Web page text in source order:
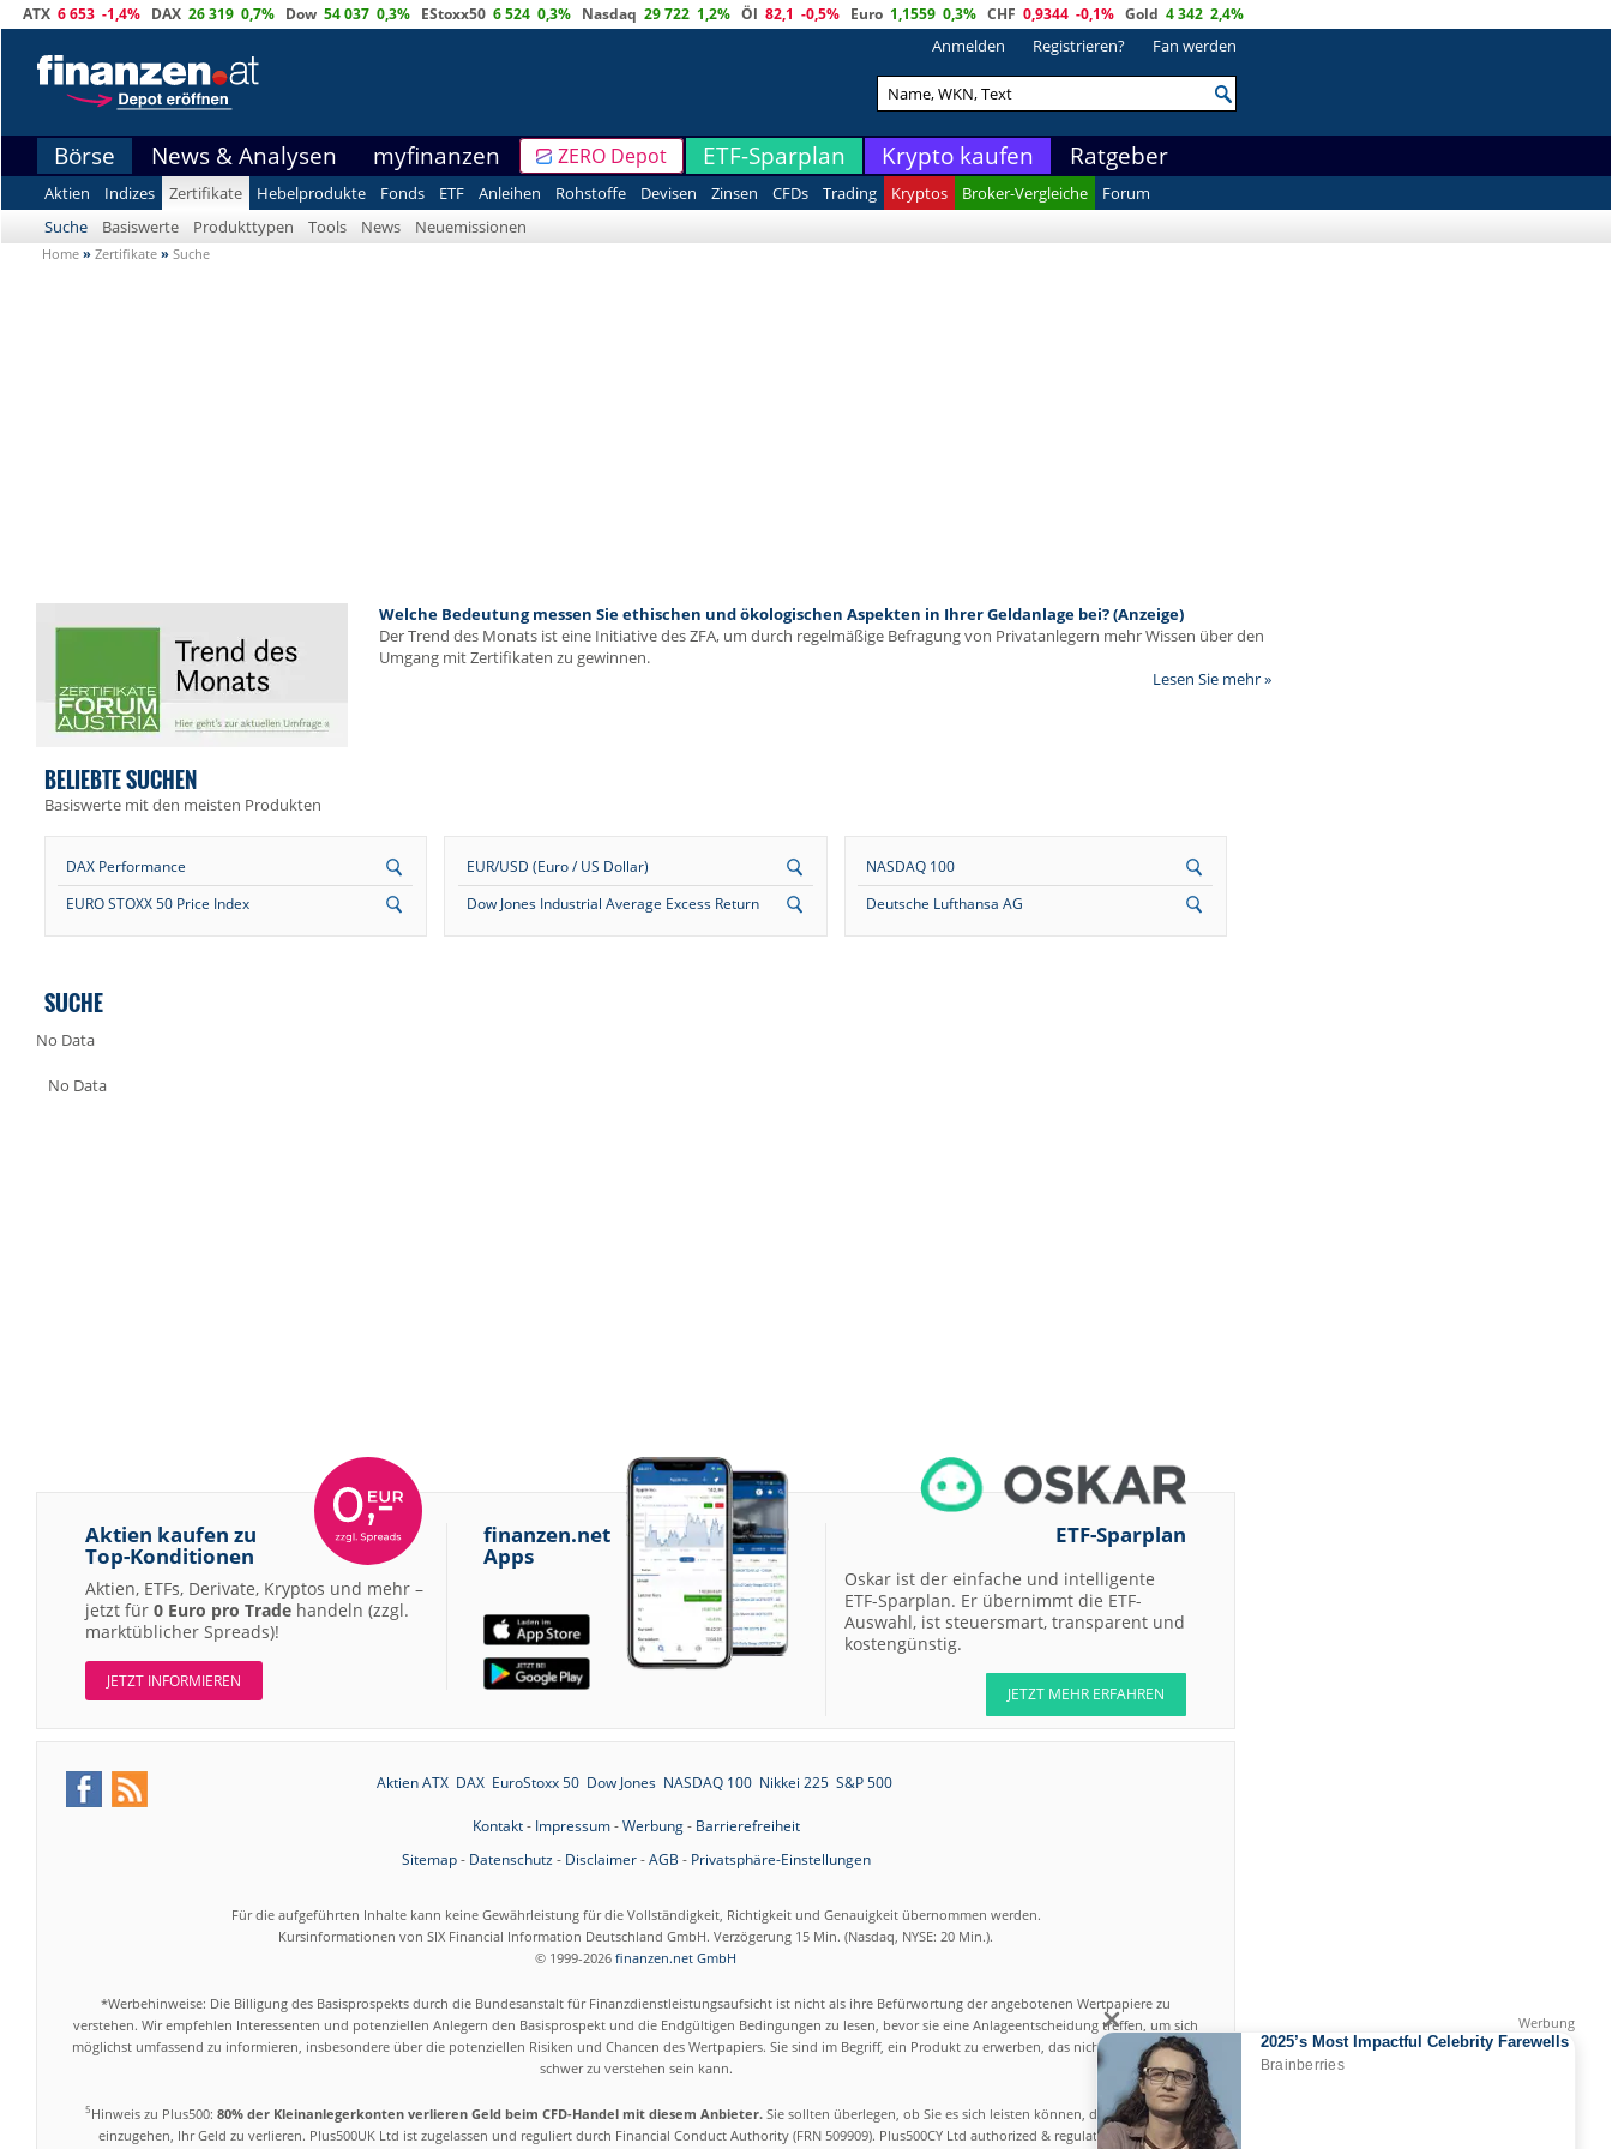
ATX 6 653 -1,4% DAX 26 319 0,7% Dow 54 037 0,3% EStoxx50 6 524 0,3% Nasdaq 29 722 1,2% Öl 82,1 -0,5% Euro 1,1559 0,3% CHF 0,9344 -0,1% Gold 4 342 2,4%
Anmelden Registrieren? Fan werden
Börse News & Analysen myfinanzen ZERO Depot ETF-Sparplan Krypto kaufen Ratgeber
Aktien Indizes Zertifikate Hebelprodukte Fonds ETF Anleihen Rohstoffe Devisen Zinsen CFDs Trading Kryptos Broker-Vergleiche
Forum
Suche
Basiswerte Produkttypen Tools News Neuemissionen
Home » Zertifikate » Suche
Welche Bedeutung messen Sie ethischen und ökologischen Aspekten in Ihrer Geldanlage bei? (Anzeige)
Der Trend des Monats ist eine Initiative des ZFA, um durch regelmäßige Befragung von Privatanlegern mehr Wissen über den
Umgang mit Zertifikaten zu gewinnen.
Lesen Sie mehr »
BELIEBTE SUCHEN
Basiswerte mit den meisten Produkten
DAX Performance
EURO STOXX 50 Price Index
EUR/USD (Euro / US Dollar)
Dow Jones Industrial Average Excess Return
NASDAQ 100
Deutsche Lufthansa AG
SUCHE
No Data
No Data
Aktien kaufen zu
Top-Konditionen
Aktien, ETFs, Derivate, Kryptos und mehr –
jetzt für 0 Euro pro Trade handeln (zzgl.
marktüblicher Spreads)!
JETZT INFORMIEREN
finanzen.net
Apps
ETF-Sparplan
Oskar ist der einfache und intelligente
ETF-Sparplan. Er übernimmt die ETF-
Auswahl, ist steuersmart, transparent und
kostengünstig.
JETZT MEHR ERFAHREN
Aktien ATX DAX EuroStoxx 50 Dow Jones NASDAQ 100 Nikkei 225 S&P 500
Kontakt- Impressum-Werbung- Barrierefreiheit
Sitemap- Datenschutz- Disclaimer-AGB - Privatsphäre-Einstellungen
Für die aufgeführten Inhalte kann keine Gewährleistung für die Vollständigkeit, Richtigkeit und Genauigkeit übernommen werden.
Kursinformationen von SIX Financial Information Deutschland GmbH. Verzögerung 15 Min. (Nasdaq, NYSE: 20 Min.).
© 1999-2026 finanzen.net GmbH
*Werbehinweise: Die Billigung des Basisprospekts durch die Bundesanstalt für Finanzdienstleistungsaufsicht ist nicht als ihre Befürwortung der angebotenen Wertpapiere zu
verstehen. Wir empfehlen Interessenten und potenziellen Anlegern den Basisprospekt und die Endgültigen Bedingungen zu lesen, bevor sie eine Anlageentscheidung treffen, um sich
möglichst umfassend zu informieren, insbesondere über die potenziellen Risiken und Chancen des Wertpapiers. Sie sind im Begriff, ein Produkt zu erwerben, das nicht einfach ist und
schwer zu verstehen sein kann.
5Hinweis zu Plus500: 80% der Kleinanlegerkonten verlieren Geld beim CFD-Handel mit diesem Anbieter.Sie sollten überlegen, ob Sie es sich leisten können, das hohe Risiko
einzugehen, Ihr Geld zu verlieren. Plus500UK Ltd ist zugelassen und reguliert durch Financial Conduct Authority (FRN 509909). Plus500CY Ltd authorized & regulated by CySEC